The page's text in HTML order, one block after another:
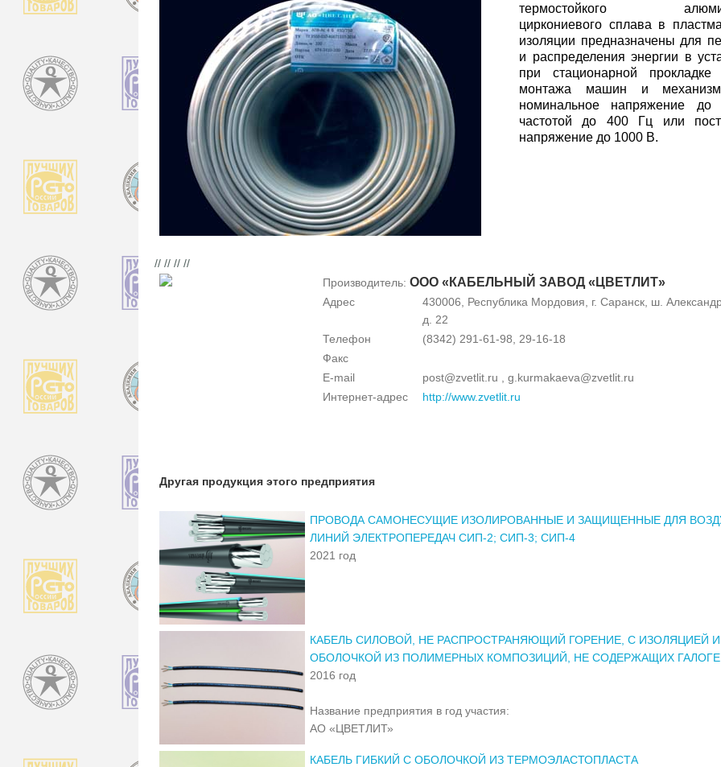
термостойкого
циркониевого сплава в
изоляции предназначены для
и распределения энергии в
при стационарной
монтажа машин и
номинальное напряжение
частотой до 400 Гц или
напряжение до 1000 В.
// // // //
Производитель: ООО «КАБЕЛЬНЫЙ ЗАВОД «ЦВЕТЛИТ»
Адрес
430006, Республика Мордовия, г. Саранск, ш.
д. 22
Телефон
(8342) 291-61-98, 29-16-18
Факс
E-mail
post@zvetlit.ru , g.kurmakaeva@zvetlit.ru
Интернет-адрес
http://www.zvetlit.ru
Другая продукция этого предприятия
ПРОВОДА САМОНЕСУЩИЕ ИЗОЛИРОВАННЫЕ И ЗАЩИЩЕННЫЕ ДЛЯ
ЛИНИЙ ЭЛЕКТРОПЕРЕДАЧ СИП-2; СИП-3; СИП-4
2021 год
КАБЕЛЬ СИЛОВОЙ, НЕ РАСПРОСТРАНЯЮЩИЙ ГОРЕНИЕ, С ИЗОЛЯЦИЕЙ И
ОБОЛОЧКОЙ ИЗ ПОЛИМЕРНЫХ КОМПОЗИЦИЙ, НЕ СОДЕРЖАЩИХ
2016 год
Название предприятия в год участия:
АО «ЦВЕТЛИТ»
КАБЕЛЬ ГИБКИЙ С ОБОЛОЧКОЙ ИЗ ТЕРМОЭЛАСТОПЛАСТА